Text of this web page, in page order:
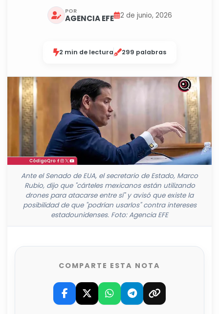
POR
AGENCIA EFE 2 de junio, 2026
2 min de lectura 299 palabras
Ante el Senado de EUA, el secretario de Estado, Marco
Rubio, dijo que "cárteles mexicanos están utilizando
drones para atacarse entre sí" y avisó que existe la
posibilidad de que "podrían usarlos" contra intereses
estadounidenses. Foto: Agencia EFE
COMPARTE ESTA NOTA